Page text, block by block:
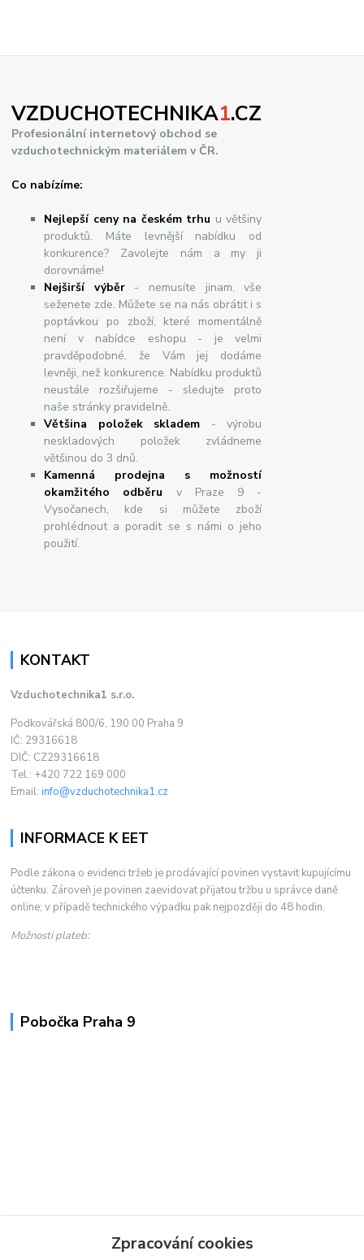
VZDUCHOTECHNIKA1.CZ
Profesionální internetový obchod se
vzduchotechnickým materiálem v ČR.
Co nabízíme:
Nejlepší ceny na českém trhu u většiny
produktů. Máte levnější nabídku od
konkurence? Zavolejte nám a my ji
dorovnáme!
Nejširšívýběr- nemusíte jinam, vše
seženete zde. Můžete se na nás obrátit i s
poptávkou po zboží, které momentálně
není v nabídce eshopu - je velmi
pravděpodobné, že Vám jej dodáme
levněji, než konkurence. Nabídku produktů
neustále rozšiřujeme - sledujte proto
naše stránky pravidelně.
Většina položek skladem - výrobu
neskladových položek zvládneme
většinou do 3 dnů.
Kamenná prodejna s možností
okamžitého odběru v Praze 9 -
Vysočanech, kde si můžete zboží
prohlédnout a poradit se s námi o jeho
použití.
KONTAKT
Vzduchotechnika1 s.r.o.
Podkovářská 800/6, 190 00 Praha 9
IČ: 29316618
DIČ: CZ29316618
Tel.: +420 722 169 000
Email:info@vzduchotechnika1.cz
INFORMACE K EET
Podle zákona o evidenci tržeb je prodávající povinen vystavit kupujícímu
účtenku. Zároveň je povinen zaevidovat přijatou tržbu u správce daně
online; v případě technického výpadku pak nejpozději do 48 hodin.
Možnosti plateb:
Pobočka Praha 9
Zpracování cookies